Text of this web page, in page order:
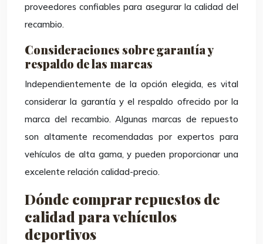
proveedores confiables para asegurar la calidad del
recambio.
Consideraciones sobre garantía y
respaldo de las marcas
Independientemente de la opción elegida, es vital
considerar la garantía y el respaldo ofrecido por la
marca del recambio. Algunas marcas de repuesto
son altamente recomendadas por expertos para
vehículos de alta gama, y pueden proporcionar una
excelente relación calidad-precio.
Dónde comprar repuestos de
calidad para vehículos
deportivos